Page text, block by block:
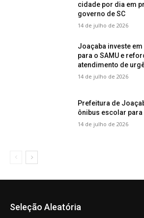
cidade por dia em
governo de SC
14 de julho de 2026
Joaçaba investe
para o SAMU e
atendimento de
14 de julho de 2026
Prefeitura de
ônibus escolar para
14 de julho de 2026
Seleção Aleatória